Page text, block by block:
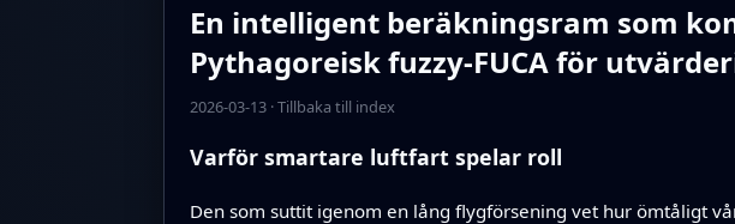
En intelligent beräkningsram som
Pythagoreisk fuzzy-FUCA för
2026-03-13·Tillbaka till index
Varför smartare luftfart spelar roll
Den som suttit igenom en lång flygförsening vet hur ömtåligt